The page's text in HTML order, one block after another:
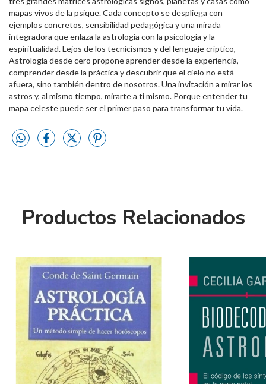
mapas vivos de la psique. Cada concepto se despliega con
ejemplos concretos, sensibilidad pedagógica y una mirada
integradora que enlaza la astrología con la psicología y la
espiritualidad. Lejos de los tecnicismos y del lenguaje críptico,
Astrología desde cero propone aprender desde la experiencia,
comprender desde la práctica y descubrir que el cielo no está
afuera, sino también dentro de nosotros. Una invitación a mirar los
astros y, al mismo tiempo, mirarte a ti mismo. Porque entender tu
mapa celeste puede ser el primer paso para transformar tu vida.
Productos Relacionados